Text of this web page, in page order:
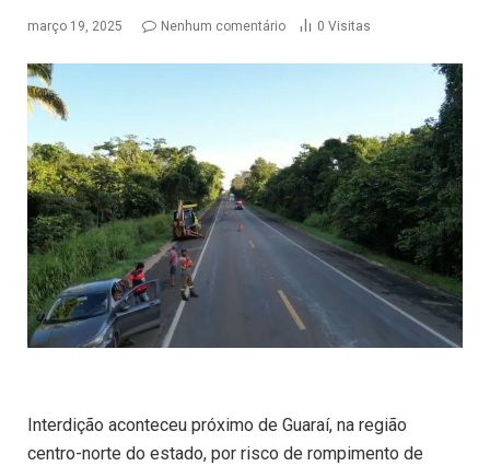
março 19, 2025 Nenhum comentário 0 Visitas
Interdição aconteceu próximo de Guaraí, na região
centro-norte do estado, por risco de rompimento de